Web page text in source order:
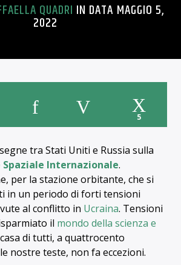
QUADRI IN DATA MAGGIO 5,
2022
5
tra Stati Uniti e Russia sulla
Spaziale Internazionale.
per la stazione orbitante, che si
in un periodo di forti tensioni
al conflitto in Ucraina. Tensioni
il mondo della scienza e
di tutti, a quattrocento
nostre teste, non fa eccezioni.